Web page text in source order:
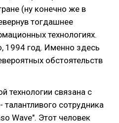
(ну конечно же в
тогдашнее
технологиях.
1994 год. Именно здесь
обстоятельств
технологии связана с
сотрудника
Wave". Этот человек